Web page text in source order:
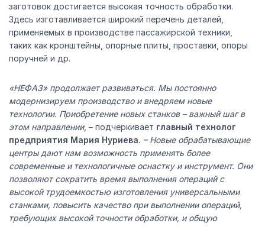
заготовок достигается высокая точность обработки.
Здесь изготавливается широкий перечень деталей,
применяемых в производстве пассажирской техники,
таких как кронштейны, опорные плиты, проставки, опоры
поручней и др.
«НЕФАЗ» продолжает развиваться. Мы постоянно
модернизируем производство и внедряем новые
технологии. Приобретение новых станков – важный шаг в
этом направлении, – подчеркивает главный технолог
предприятия Мария Нуриева. – Новые обрабатывающие
центры дают нам возможность применять более
современные и технологичные оснастку и инструмент. Они
позволяют сократить время выполнения операций с
высокой трудоемкостью изготовления универсальными
станками, повысить качество при выполнении операций,
требующих высокой точности обработки, и общую